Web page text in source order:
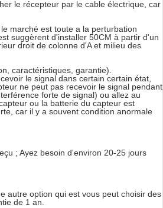
le récepteur par le cable électrique, car
marché est toute a la perturbation
suggèrent d'installer 50CM à partir d'un
droit de colonne d'A et milieu des
caractéristiques, garantie).
le signal dans certain certain état,
ne peut pas recevoir le signal pendant
forte de signal) ou allez au
ou la batterie du capteur est
car il y a souvent condition anormale
; Ayez besoin d'environ 20-25 jours
autre option qui est vous peut choisir des
de 1 an.